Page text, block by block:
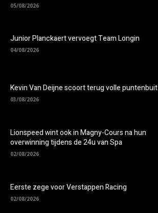
05/08/2026
Junior Planckaert vervoegt Team Longin
04/08/2026
Kevin Van Deijne scoort terug volle puntenbuit
03/08/2026
Lionspeed wint ook in Magny-Cours na hun
overwinning tijdens de 24u van Spa
02/08/2026
Eerste zege voor Verstappen Racing
02/08/2026